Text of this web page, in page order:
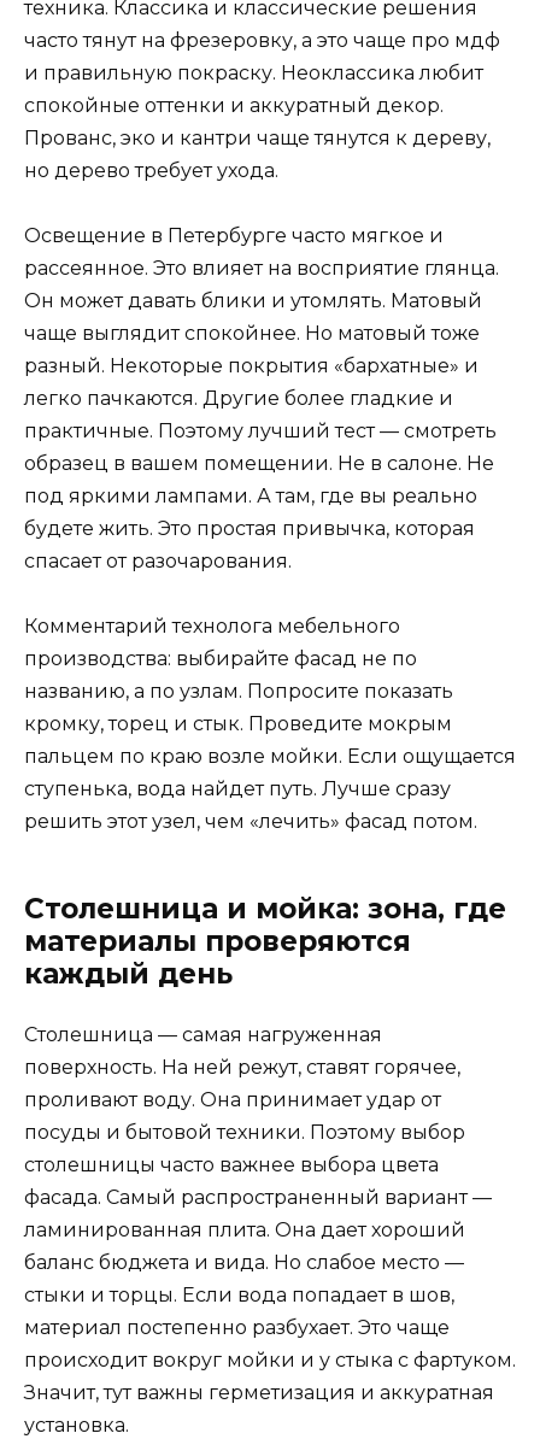
техника. Классика и классические решения
часто тянут на фрезеровку, а это чаще про мдф
и правильную покраску. Неоклассика любит
спокойные оттенки и аккуратный декор.
Прованс, эко и кантри чаще тянутся к дереву,
но дерево требует ухода.
Освещение в Петербурге часто мягкое и
рассеянное. Это влияет на восприятие глянца.
Он может давать блики и утомлять. Матовый
чаще выглядит спокойнее. Но матовый тоже
разный. Некоторые покрытия «бархатные» и
легко пачкаются. Другие более гладкие и
практичные. Поэтому лучший тест — смотреть
образец в вашем помещении. Не в салоне. Не
под яркими лампами. А там, где вы реально
будете жить. Это простая привычка, которая
спасает от разочарования.
Комментарий технолога мебельного
производства: выбирайте фасад не по
названию, а по узлам. Попросите показать
кромку, торец и стык. Проведите мокрым
пальцем по краю возле мойки. Если ощущается
ступенька, вода найдет путь. Лучше сразу
решить этот узел, чем «лечить» фасад потом.
Столешница и мойка: зона, где
материалы проверяются
каждый день
Столешница — самая нагруженная
поверхность. На ней режут, ставят горячее,
проливают воду. Она принимает удар от
посуды и бытовой техники. Поэтому выбор
столешницы часто важнее выбора цвета
фасада. Самый распространенный вариант —
ламинированная плита. Она дает хороший
баланс бюджета и вида. Но слабое место —
стыки и торцы. Если вода попадает в шов,
материал постепенно разбухает. Это чаще
происходит вокруг мойки и у стыка с фартуком.
Значит, тут важны герметизация и аккуратная
установка.